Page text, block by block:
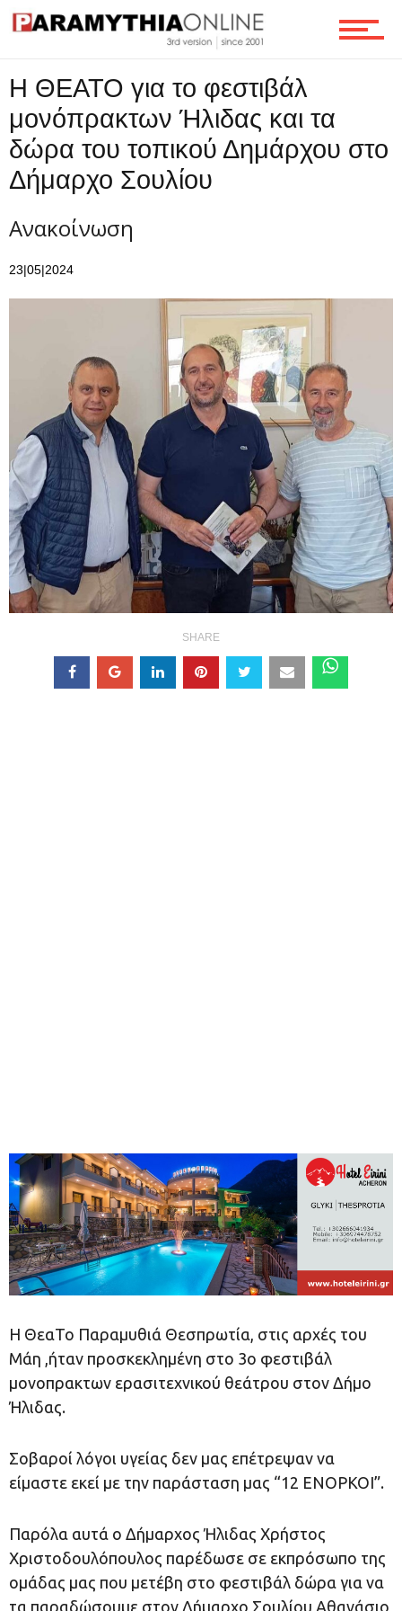
Επικοινωνία
Η ΘΕΑΤΟ για το φεστιβάλ
μονόπρακτων Ήλιδας και τα
δώρα του τοπικού Δημάρχου στο
Δήμαρχο Σουλίου
Ανακοίνωση
23|05|2024
SHARE
Η ΘεαΤο Παραμυθιά Θεσπρωτία, στις αρχές του
Μάη ,ήταν προσκεκλημένη στο 3ο φεστιβάλ
μονοπρακτων ερασιτεχνικού θεάτρου στον Δήμο
Ήλιδας.
Σοβαροί λόγοι υγείας δεν μας επέτρεψαν να
είμαστε εκεί με την παράσταση μας “12 ΕΝΟΡΚΟΙ”.
Παρόλα αυτά ο Δήμαρχος Ήλιδας Χρήστος
Χριστοδουλόπουλος παρέδωσε σε εκπρόσωπο της
ομάδας μας που μετέβη στο φεστιβάλ δώρα για να
τα παραδώσουμε στον Δήμαρχο Σουλίου Αθανάσιο